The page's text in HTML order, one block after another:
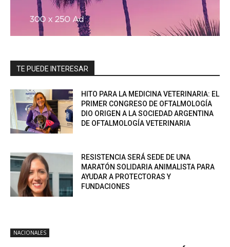
TE PUEDE INTERESAR
HITO PARA LA MEDICINA VETERINARIA: EL
PRIMER CONGRESO DE OFTALMOLOGÍA
DIO ORIGEN A LA SOCIEDAD ARGENTINA
DE OFTALMOLOGÍA VETERINARIA
RESISTENCIA SERÁ SEDE DE UNA
MARATÓN SOLIDARIA ANIMALISTA PARA
AYUDAR A PROTECTORAS Y
FUNDACIONES